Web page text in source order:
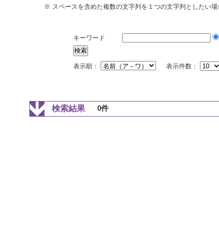
※ スペースを含めた複数の文字列を１つの文字列としたい
キーワード
表示順： 表示件数：
検索結果 0件